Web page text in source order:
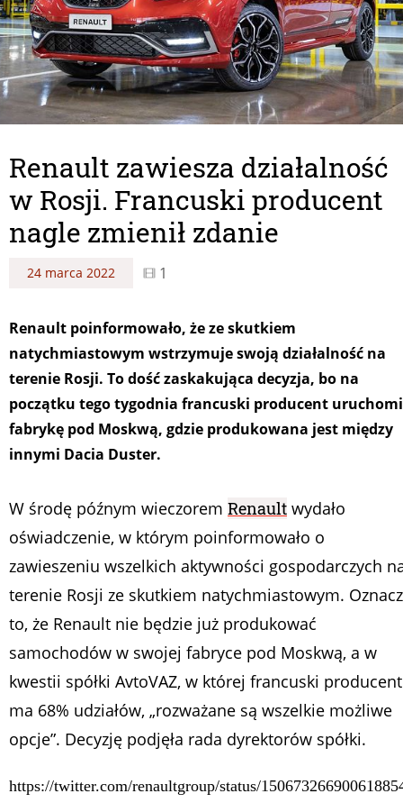
Renault zawiesza działalność
w Rosji. Francuski producent
nagle zmienił zdanie
24 marca 2022 1
Renault poinformowało, że ze skutkiem
natychmiastowym wstrzymuje swoją działalność na
terenie Rosji. To dość zaskakująca decyzja, bo na
początku tego tygodnia francuski producent
fabrykę pod Moskwą, gdzie produkowana jest między
innymi Dacia Duster.
W środę późnym wieczorem Renault wydało
oświadczenie, w którym poinformowało o
zawieszeniu wszelkich aktywności gospodarczych
terenie Rosji ze skutkiem natychmiastowym.
to, że Renault nie będzie już produkować
samochodów w swojej fabryce pod Moskwą, a w
kwestii spółki AvtoVAZ, w której francuski producent
ma 68% udziałów, „rozważane są wszelkie możliwe
opcje”. Decyzję podjęła rada dyrektorów spółki.
https://twitter.com/renaultgroup/status/